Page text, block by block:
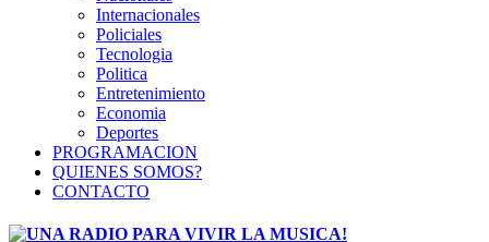
Internacionales
Policiales
Tecnologia
Politica
Entretenimiento
Economia
Deportes
PROGRAMACION
QUIENES SOMOS?
CONTACTO